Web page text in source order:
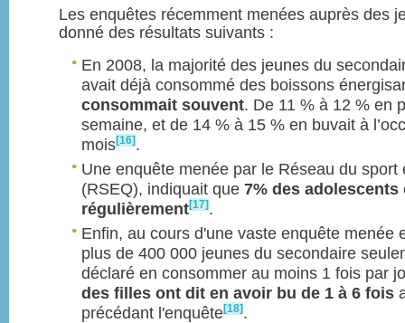
Les enquêtes récemment menées auprès des
donné des résultats suivants :
En 2008, la majorité des jeunes du
avait déjà consommé des boissons
consommait souvent. De 11 % à 12 % en
semaine, et de 14 % à 15 % en buvait à
mois[16] .
Une enquête menée par le Réseau du
(RSEQ), indiquait que 7% des
régulièrement[17] .
Enfin, au cours d'une vaste enquête menée
plus de 400 000 jeunes du secondaire
déclaré en consommer au moins 1 fois par
des filles ont dit en avoir bu de 1 à 6 fois
précédant l'enquête[18] .